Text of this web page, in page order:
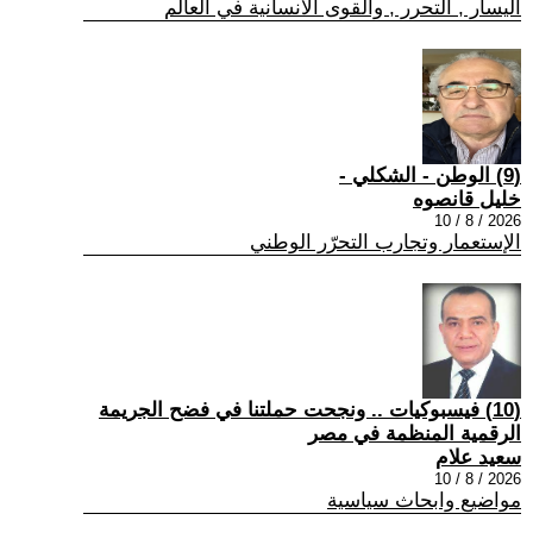
اليسار , التحرر , والقوى الانسانية في العالم
(9) الوطن - الشكلي -
خليل قانصوه
2026 / 8 / 10
الإستعمار وتجارب التحرّر الوطني
(10) فيسبوكيات .. ونجحت حملتنا في فضح الجريمة
الرقمية المنظمة في مصر
سعيد علام
2026 / 8 / 10
مواضيع وابحاث سياسية